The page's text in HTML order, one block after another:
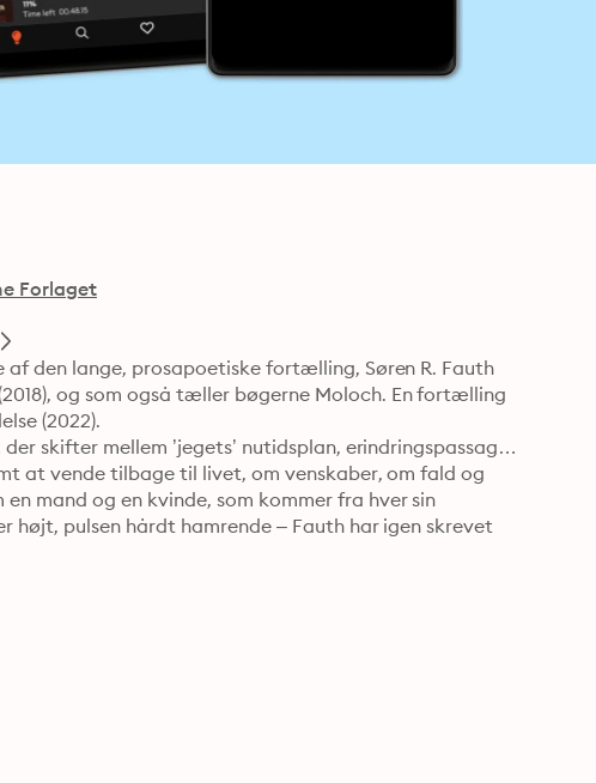
Forlaget
den lange, prosapoetiske fortælling, Søren R. Fauth
og som også tæller bøgerne Moloch. En fortælling
(2022).
skifter mellem ’jegets’ nutidsplan, erindringspassager
at vende tilbage til livet, om venskaber, om fald og
mand og en kvinde, som kommer fra hver sin
højt, pulsen hårdt hamrende – Fauth har igen skrevet